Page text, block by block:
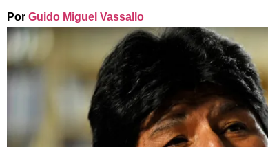
Por Guido Miguel Vassallo